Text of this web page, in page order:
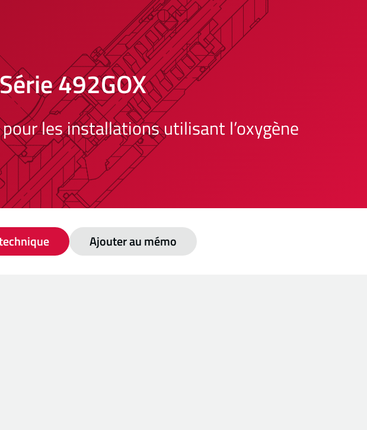
Série 492GOX
les installations utilisant l’oxygène
Ajouter au mémo